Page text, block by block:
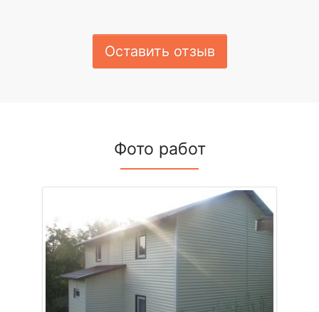
Оставить отзыв
Фото работ